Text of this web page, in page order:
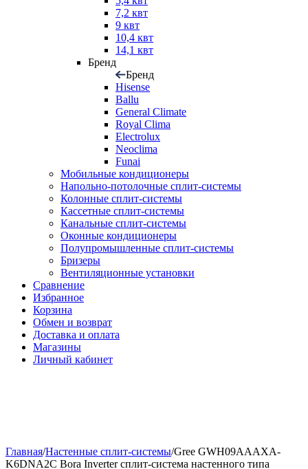
7,2 квт
9 квт
10,4 квт
14,1 квт
Бренд
Бренд
Hisense
Ballu
General Climate
Royal Clima
Electrolux
Neoclima
Funai
Мобильные кондиционеры
Напольно-потолоч​ные ​сплит-системы
Колонные ​​сплит-системы
Кассетные сплит-системы
Канальные сплит-системы
Оконные кондиционеры
Полупромышленные сплит-системы
Бризеры
Вентиляционные установки
Сравнение
Избранное
Корзина
Обмен и возврат
Доставка и оплата
Магазины
Личный кабинет
Главная/Настенные сплит-системы/Gree GWH09AAAXA-
K6DNA2C Bora Inverter сплит-система настенного типа